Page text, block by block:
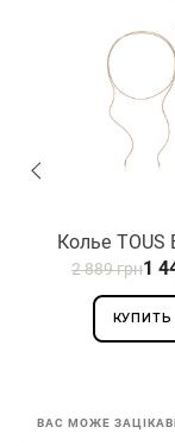
Колье TOUS
2 889 грн1
КУПИТЬ
ВАС МОЖЕ